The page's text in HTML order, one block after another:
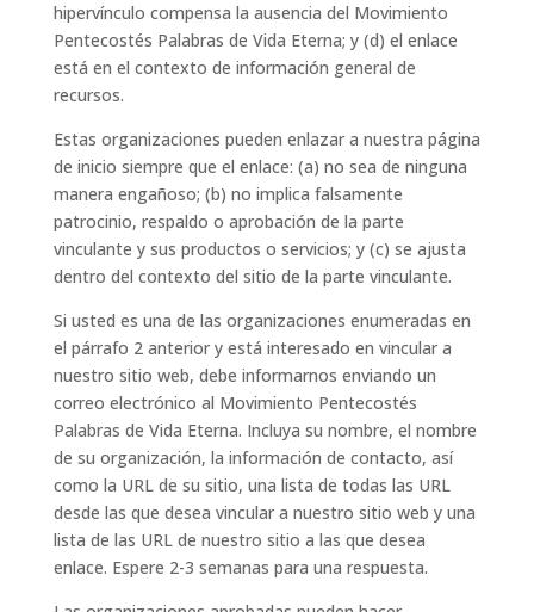
hipervínculo compensa la ausencia del Movimiento
Pentecostés Palabras de Vida Eterna; y (d) el enlace
está en el contexto de información general de
recursos.
Estas organizaciones pueden enlazar a nuestra página
de inicio siempre que el enlace: (a) no sea de ninguna
manera engañoso; (b) no implica falsamente
patrocinio, respaldo o aprobación de la parte
vinculante y sus productos o servicios; y (c) se ajusta
dentro del contexto del sitio de la parte vinculante.
Si usted es una de las organizaciones enumeradas en
el párrafo 2 anterior y está interesado en vincular a
nuestro sitio web, debe informarnos enviando un
correo electrónico al Movimiento Pentecostés
Palabras de Vida Eterna. Incluya su nombre, el nombre
de su organización, la información de contacto, así
como la URL de su sitio, una lista de todas las URL
desde las que desea vincular a nuestro sitio web y una
lista de las URL de nuestro sitio a las que desea
enlace. Espere 2-3 semanas para una respuesta.